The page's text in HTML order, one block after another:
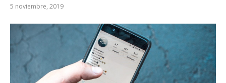
5 noviembre, 2019